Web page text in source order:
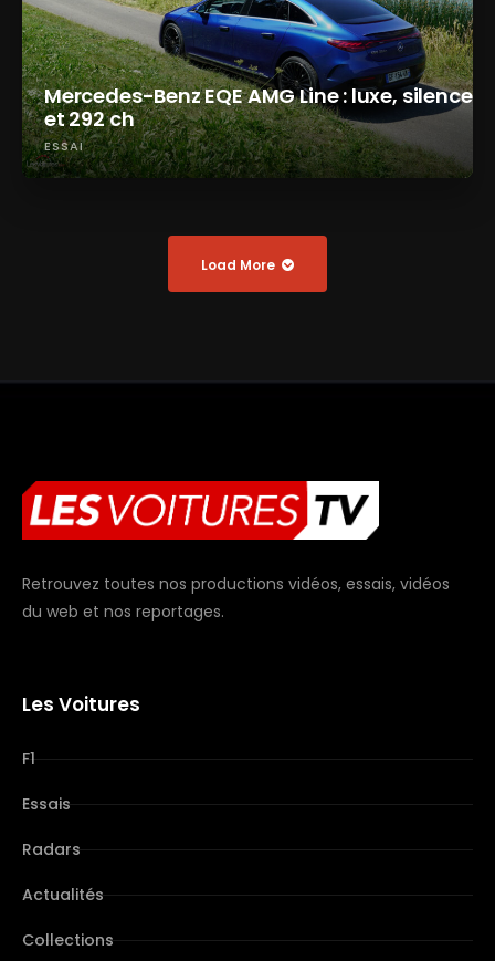
Mercedes-Benz EQE AMG Line : luxe, silence
et 292 ch
ESSAI
Load More
Retrouvez toutes nos productions vidéos, essais, vidéos
du web et nos reportages.
Les Voitures
F1
Essais
Radars
Actualités
Collections